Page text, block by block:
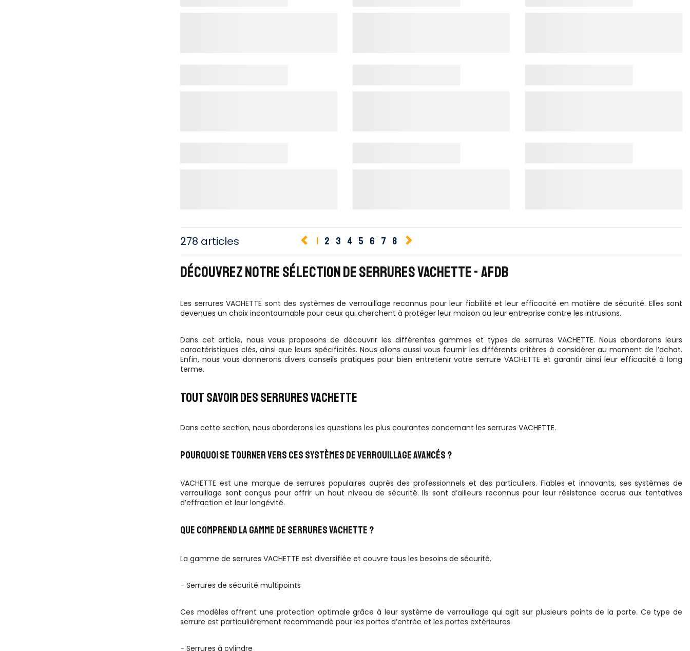
278 articles 1 2 3 4 5 6 7 8
DÉCOUVREZ NOTRE SÉLECTION DE SERRURES VACHETTE - AFDB
Les serrures VACHETTE sont des systèmes de verrouillage reconnus pour leur fiabilité et leur efficacité en matière de sécurité. Elles sont
devenues un choix incontournable pour ceux qui cherchent à protéger leur maison ou leur entreprise contre les intrusions.
Dans cet article, nous vous proposons de découvrir les différentes gammes et types de serrures VACHETTE. Nous aborderons leurs
caractéristiques clés, ainsi que leurs spécificités. Nous allons aussi vous fournir les différents critères à considérer au moment de l’achat.
Enfin, nous vous donnerons divers conseils pratiques pour bien entretenir votre serrure VACHETTE et garantir ainsi leur efficacité à long
terme.
TOUT SAVOIR DES SERRURES VACHETTE
Dans cette section, nous aborderons les questions les plus courantes concernant les serrures VACHETTE.
POURQUOI SE TOURNER VERS CES SYSTÈMES DE VERROUILLAGE AVANCÉS ?
VACHETTE est une marque de serrures populaires auprès des professionnels et des particuliers. Fiables et innovants, ses systèmes de
verrouillage sont conçus pour offrir un haut niveau de sécurité. Ils sont d’ailleurs reconnus pour leur résistance accrue aux tentatives
d’effraction et leur longévité.
QUE COMPREND LA GAMME DE SERRURES VACHETTE ?
La gamme de serrures VACHETTE est diversifiée et couvre tous les besoins de sécurité.
- Serrures de sécurité multipoints
Ces modèles offrent une protection optimale grâce à leur système de verrouillage qui agit sur plusieurs points de la porte. Ce type de
serrure est particulièrement recommandé pour les portes d’entrée et les portes extérieures.
- Serrures à cylindre